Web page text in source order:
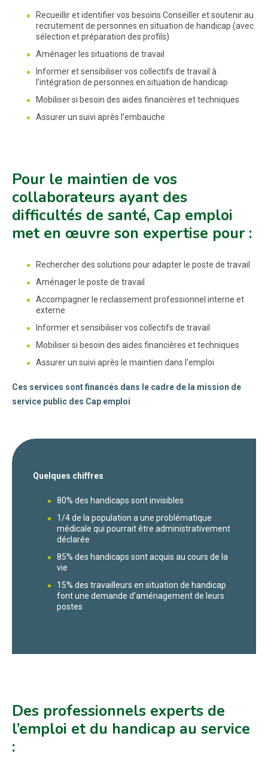
Recueillir et identifier vos besoins Conseiller et soutenir au
recrutement de personnes en situation de handicap (avec
sélection et préparation des profils)
Aménager les situations de travail
Informer et sensibiliser vos collectifs de travail à
l’intégration de personnes en situation de handicap
Mobiliser si besoin des aides financières et techniques
Assurer un suivi après l’embauche
Pour le maintien de vos
collaborateurs ayant des
difficultés de santé, Cap emploi
met en œuvre son expertise pour :
Rechercher des solutions pour adapter le poste de travail
Aménager le poste de travail
Accompagner le reclassement professionnel interne et
externe
Informer et sensibiliser vos collectifs de travail
Mobiliser si besoin des aides financières et techniques
Assurer un suivi après le maintien dans l’emploi
Ces services sont financés dans le cadre de la mission de
service public des Cap emploi
Quelques chiffres
80% des handicaps sont invisibles
1/4 de la population a une problématique
médicale qui pourrait être administrativement
déclarée
85% des handicaps sont acquis au cours de la
vie
15% des travailleurs en situation de handicap
font une demande d’aménagement de leurs
postes
Des professionnels experts de
l’emploi et du handicap au service
: